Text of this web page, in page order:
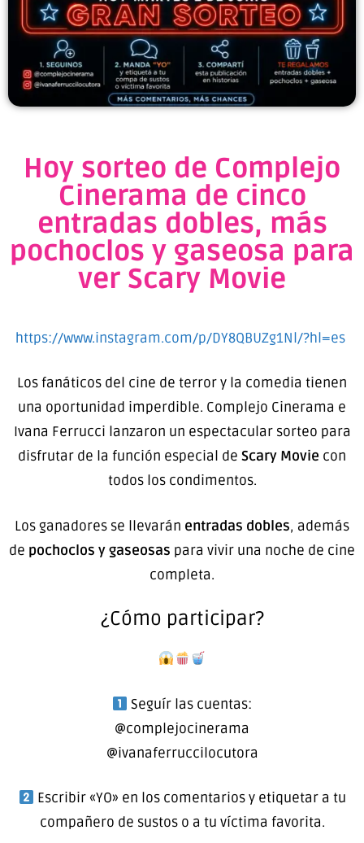
Hoy sorteo de Complejo
Cinerama de cinco
entradas dobles, más
pochoclos y gaseosa para
ver Scary Movie
https://www.instagram.com/p/DY8QBUZg1Nl/?hl=es
Los fanáticos del cine de terror y la comedia tienen
una oportunidad imperdible. Complejo Cinerama e
Ivana Ferrucci lanzaron un espectacular sorteo para
disfrutar de la función especial de Scary Movie con
todos los condimentos.
Los ganadores se llevarán entradas dobles, además
de pochoclos y gaseosas para vivir una noche de cine
completa.
¿Cómo participar?
Seguír las cuentas:
@complejocinerama
@ivanaferruccilocutora
Escribir «YO» en los comentarios y etiquetar a tu
compañero de sustos o a tu víctima favorita.